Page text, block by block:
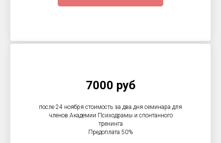
7000 руб
после 24 ноября стоимость за два дня семинара для
членов Академии Психодрамы и спонтанного
тренинга
Предоплата 50%